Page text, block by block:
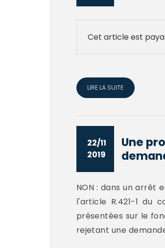
Cet article est
LIRE LA SUITE
22/11
2019
Une
NON : dans un arrêt
l'article R.421-1 du
présentées sur le
rejetant une